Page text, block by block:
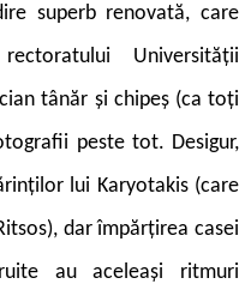
superb renovată, care
Universității
tânăr și chipeș (ca toți
peste tot. Desigur,
lui Karyotakis (care
dar împărțirea casei
au aceleași ritmuri